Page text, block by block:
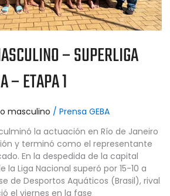
– SUPERLIGA
– ETAPA 1
masculino / Prensa GEBA
la actuación en Río de Janeiro
y terminó como el representante
En la despedida de la capital
la Liga Nacional superó por 15-10 a
de Desportos Aquáticos (Brasil), rival
el viernes en la fase